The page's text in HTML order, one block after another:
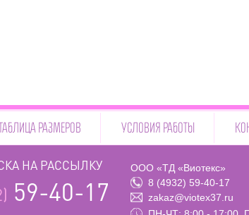
РАЗМЕРОВ УСЛОВИЯ РАБОТЫ
НА РАССЫЛКУ
59-40-17
ООО «ТД «Виотекс»
8 (4932) 59-40-17
zakaz@viotex37.ru